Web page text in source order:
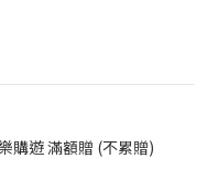
購遊 滿額贈 (不累贈)